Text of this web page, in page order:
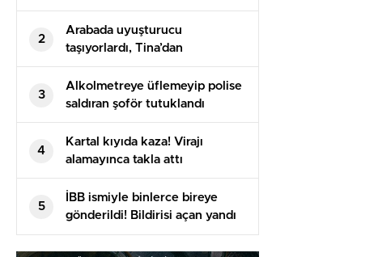
Kararda
2
Arabada uyuşturucu
taşıyorlardı, Tina’dan
kaçamadılar
3
Alkolmetreye üflemeyip polise
saldıran şoför tutuklandı
4
Kartal kıyıda kaza! Virajı
alamayınca takla attı
5
İBB ismiyle binlerce bireye
gönderildi! Bildirisi açan yandı